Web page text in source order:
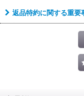
返品特約に関する重要